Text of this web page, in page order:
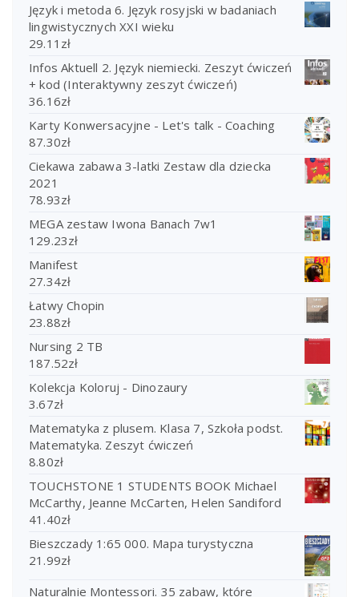
Język i metoda 6. Język rosyjski w badaniach
lingwistycznych XXI wieku
29.11 zł
Infos Aktuell 2. Język niemiecki. Zeszyt ćwiczeń
+ kod (Interaktywny zeszyt ćwiczeń)
36.16zł
Karty Konwersacyjne - Let's talk - Coaching
87.30zł
Ciekawa zabawa 3-latki Zestaw dla dziecka
2021
78.93zł
MEGA zestaw Iwona Banach 7w1
129.23zł
Manifest
27.34zł
Łatwy Chopin
23.88zł
Nursing 2 TB
187.52zł
Kolekcja Koloruj - Dinozaury
3.67zł
Matematyka z plusem. Klasa 7, Szkoła podst.
Matematyka. Zeszyt ćwiczeń
8.80zł
TOUCHSTONE 1 STUDENTS BOOK Michael
McCarthy, Jeanne McCarten, Helen Sandiford
41.40zł
Bieszczady 1:65 000. Mapa turystyczna
21.99zł
Naturalnie Montessori. 35 zabaw, które